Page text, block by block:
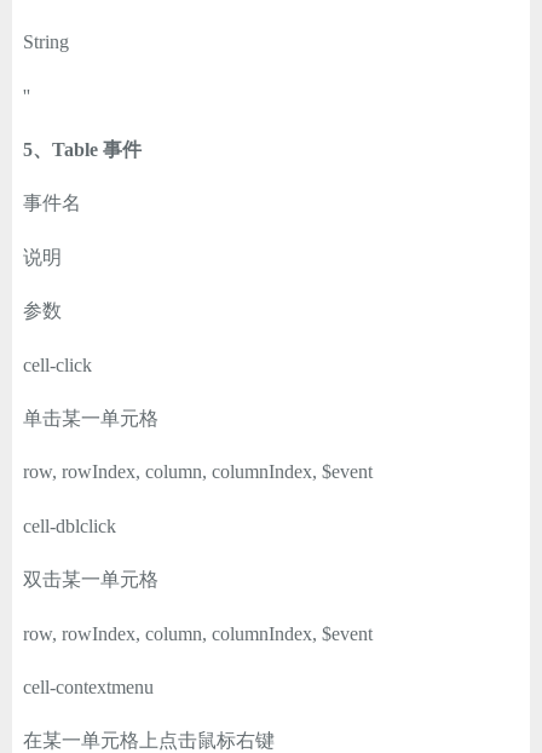
String
''
5、Table 事件
事件名
说明
参数
cell-click
单击某一单元格
row, rowIndex, column, columnIndex, $event
cell-dblclick
双击某一单元格
row, rowIndex, column, columnIndex, $event
cell-contextmenu
在某一单元格上点击鼠标右键